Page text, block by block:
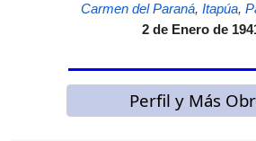
Carmen del Paraná, Itapúa,
2 de Enero de
Perfil y Más